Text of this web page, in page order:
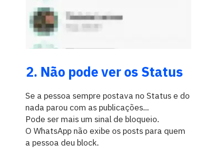
2. Não pode ver os Status
Se a pessoa sempre postava no Status e do
nada parou com as publicações...
Pode ser mais um sinal de bloqueio.
O WhatsApp não exibe os posts para quem
a pessoa deu block.